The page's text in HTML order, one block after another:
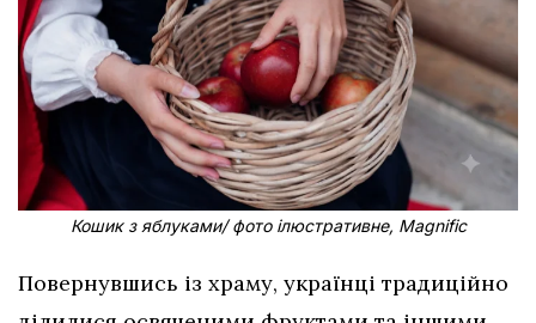
Кошик з яблуками/ фото ілюстративне, Magnific
Повернувшись із храму, українці традиційно